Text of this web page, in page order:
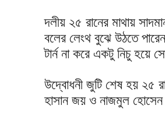
দলীয় ২৫ রানের মাথায়
বলের লেংথ বুঝে উঠতে
টার্ন না করে একটু নিচু হয়ে
উদ্বোধনী জুটি শেষ হয় ২৫
হাসান জয় ও নাজমুল হোসেন